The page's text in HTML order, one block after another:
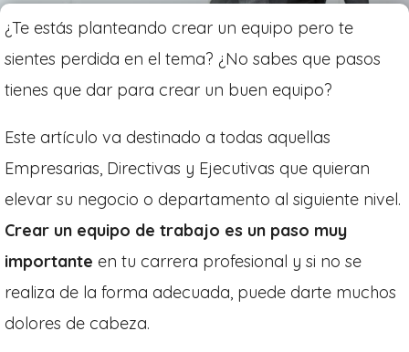
¿Te estás planteando crear un equipo pero te
sientes perdida en el tema? ¿No sabes que pasos
tienes que dar para crear un buen equipo?
Este artículo va destinado a todas aquellas
Empresarias, Directivas y Ejecutivas que quieran
elevar su negocio o departamento al siguiente nivel.
Crear un equipo de trabajo es un paso muy
importante en tu carrera profesional y si no se
realiza de la forma adecuada, puede darte muchos
dolores de cabeza.